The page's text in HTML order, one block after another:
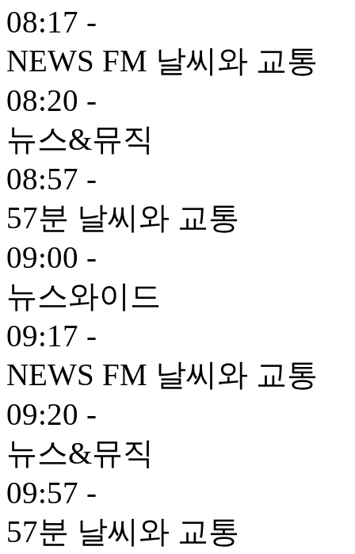
08:17 -
NEWS FM 날씨와 교통
08:20 -
뉴스&뮤직
08:57 -
57분 날씨와 교통
09:00 -
뉴스와이드
09:17 -
NEWS FM 날씨와 교통
09:20 -
뉴스&뮤직
09:57 -
57분 날씨와 교통